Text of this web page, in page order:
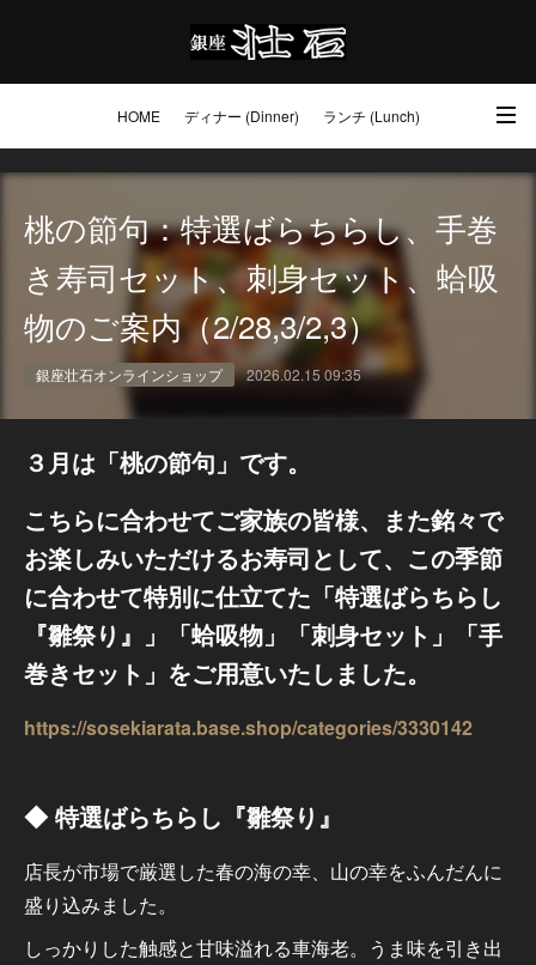
HOME ディナー (Dinner) ランチ (Lunch)
アクセス・ご予約 (Access / Reservations) ワイン (Wine) お土産 (Go to)
壮石の心 (Our Philosophy)
桃の節句：特選ばらちらし、手巻
き寿司セット、刺身セット、蛤吸
物のご案内（2/28,3/2,3）
銀座壮石オンラインショップ 2026.02.15 09:35
３月は「桃の節句」です。
こちらに合わせてご家族の皆様、また銘々で
お楽しみいただけるお寿司として、この季節
に合わせて特別に仕立てた「特選ばらちらし
『雛祭り』」「蛤吸物」「刺身セット」「手
巻きセット」をご用意いたしました。
https://sosekiarata.base.shop/categories/3330142
◆ 特選ばらちらし『雛祭り』
店長が市場で厳選した春の海の幸、山の幸をふんだんに
盛り込みました。
しっかりした触感と甘味溢れる車海老。うま味を引き出